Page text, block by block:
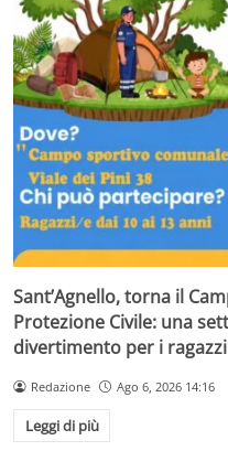
Sant’Agnello, torna il
Protezione Civile: una
divertimento per i ragazzi
Redazione Ago 6, 2026 14:16
Leggi di più